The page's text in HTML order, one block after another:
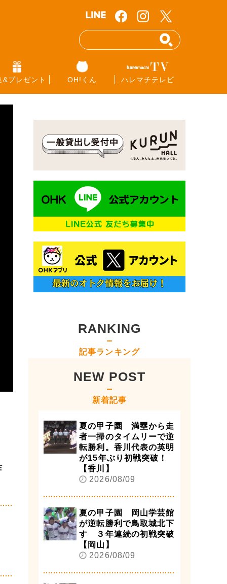
&プレゼント OH!くん ハレマチテレビ
RANKING
記事ランキング
NEW POST
新着記事
夏の甲子園 満塁から走
者一掃のタイムリーで逆
転勝利。香川代表の英明
が15年ぶり初戦突破！
【香川】
2026/08/09
夏の甲子園 岡山学芸館
が逆転勝利で鳥取城北下
す ３年連続の初戦突破
【岡山】
2026/08/09